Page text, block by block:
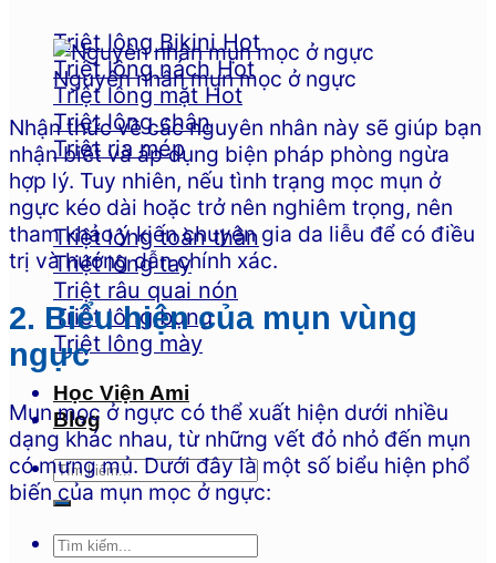
Triệt lông Bikini
Triệt lông nách
Triệt lông mặt
Triệt lông chân
Triệt ria mép
Triệt lông toàn thân
Triệt lông tay
Triệt râu quai nón
Triệt lông bụng
Triệt lông mày
Học Viện Ami
Blog
Nguyên nhân mụn mọc ở ngực
Nhận thức về các nguyên nhân này sẽ giúp bạn
nhận biết và áp dụng biện pháp phòng ngừa
hợp lý. Tuy nhiên, nếu tình trạng mọc mụn ở
ngực kéo dài hoặc trở nên nghiêm trọng, nên
tham khảo ý kiến chuyên gia da liễu để có điều
trị và hướng dẫn chính xác.
2. Biểu hiện của mụn vùng
ngực
Mụn mọc ở ngực có thể xuất hiện dưới nhiều
dạng khác nhau, từ những vết đỏ nhỏ đến mụn
có mưng mủ. Dưới đây là một số biểu hiện phổ
biến của mụn mọc ở ngực: